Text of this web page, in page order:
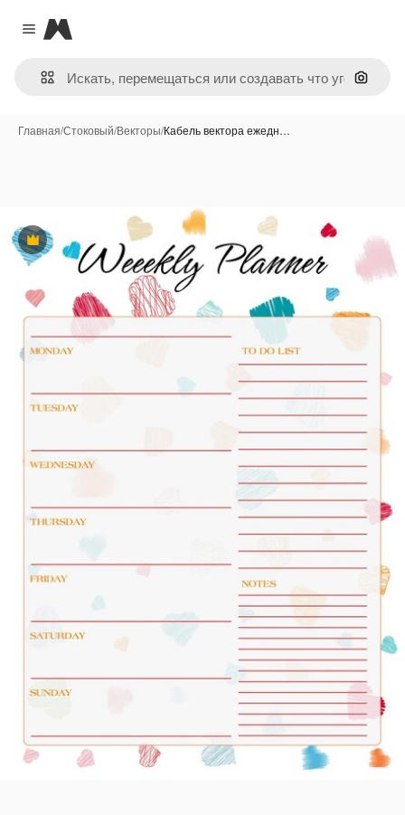
Close menu
Magnific
Поиск
Главная/Стоковый/Векторы/Кабель вектора ежедн…
Премиум